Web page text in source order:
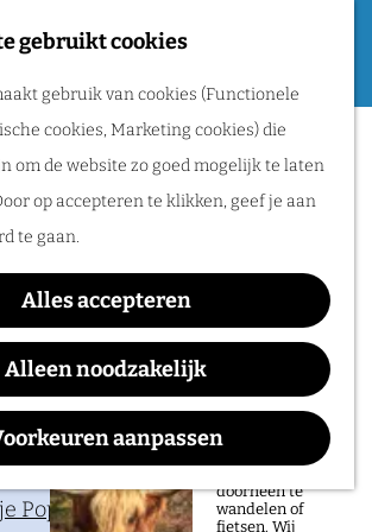
gebruikt cookies
gebruik van cookies (Functionele
cookies, Marketing cookies) die
om de website zo goed mogelijk te laten
op accepteren te klikken, geef je aan
te gaan.
Alles accepteren
Alleen noodzakelijk
aanpassen
Routes
Wandelen
Fietsen
Routeplanner
Natuurgebieden
in het Rijk van
natuur in het Rijk
van Nijmegen is
doorheen te
wandelen of
fietsen. Wij
Kerstshow
zaterdag 19
december
Poppodium